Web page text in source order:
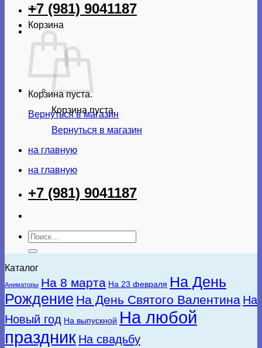
Корзина
Корзина пуста.
Вернуться в магазин
+7 (981) 9041187
Корзина пуста.
Вернуться в магазин
на главную
на главную
+7 (981) 9041187
Искать:
Каталог
Аниматоры На 8 марта На 23 февраля На День
Рождение На День Святого Валентина На
Новый год На выпускной На любой
праздник На свадьбу